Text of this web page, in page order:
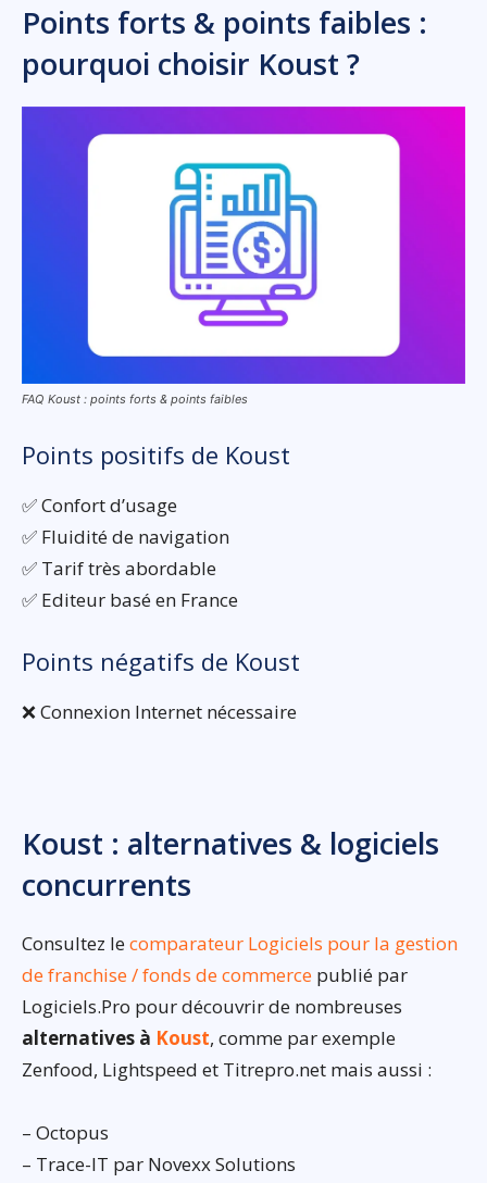
Points forts & points faibles :
pourquoi choisir Koust ?
FAQ Koust : points forts & points faibles
Points positifs de Koust
✅ Confort d’usage
✅ Fluidité de navigation
✅ Tarif très abordable
✅ Editeur basé en France
Points négatifs de Koust
❌ Connexion Internet nécessaire
Koust : alternatives & logiciels
concurrents
Consultez lecomparateur Logiciels pour la gestion
de franchise / fonds de commerce publié par
Logiciels.Pro pour découvrir de nombreuses
alternatives à Koust, comme par exemple
Zenfood, Lightspeed et Titrepro.net mais aussi :
– Octopus
– Trace-IT par Novexx Solutions